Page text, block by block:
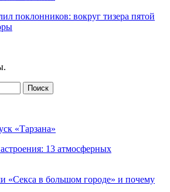
поклонников: вокруг тизера пятой
«Тарзана»
13 атмосферных
«Секса в большом городе» и почему